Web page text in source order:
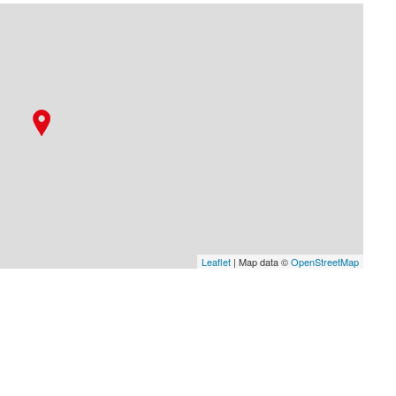
Leaflet| Map data ©OpenStreetMap